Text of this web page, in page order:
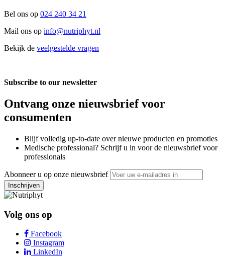
Bel ons op 024 240 34 21
Mail ons op info@nutriphyt.nl
Bekijk de veelgestelde vragen
Subscribe to our newsletter
Ontvang onze nieuwsbrief voor
consumenten
Blijf volledig up-to-date over nieuwe producten en promoties
Medische professional? Schrijf u in voor de nieuwsbrief voor
professionals
Abonneer u op onze nieuwsbrief
Inschrijven
Volg ons op
Facebook
Instagram
LinkedIn